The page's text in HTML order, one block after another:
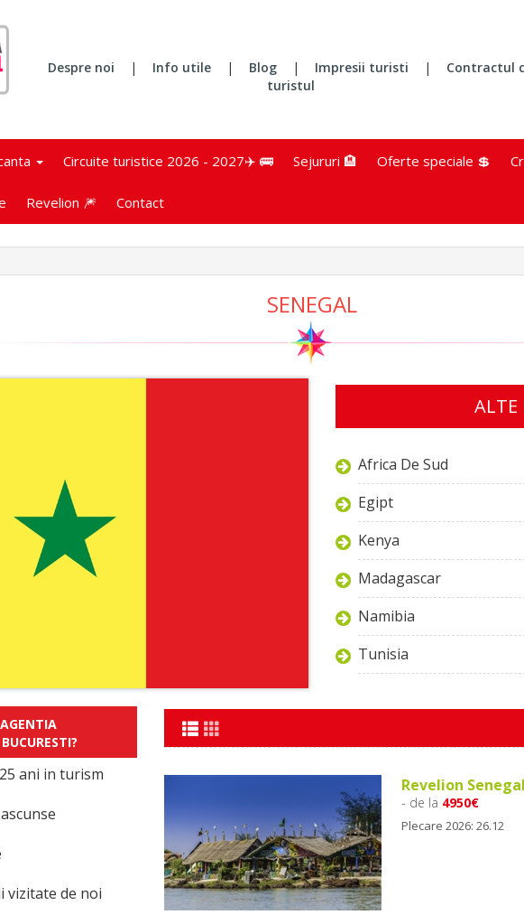
Despre noi | Info utile | Blog | Impresii turisti |
Contractul
turistul
Circuite turistice 2026 - 2027✈️ 🚌 Sejururi 🏨 Oferte speciale 💲
Revelion 🎆 Contact
SENEGAL
ALTE
Africa De Sud
Egipt
Kenya
Madagascar
Namibia
Tunisia
Revelion
- de la 4950€
Plecare 2026: 26.12
AGENTIA
ani in turism
vizitate de noi